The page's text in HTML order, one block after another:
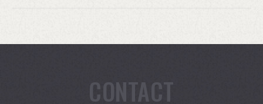
CONTACT